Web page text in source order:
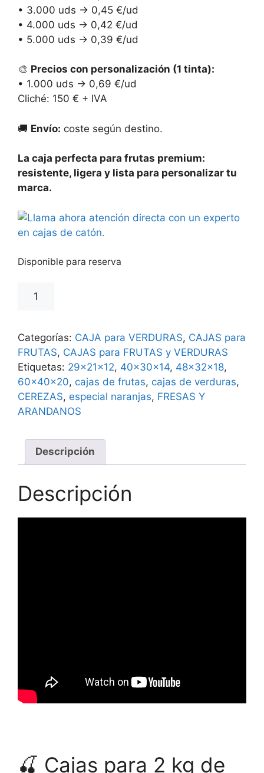
• 3.000 uds → 0,45 €/ud
• 4.000 uds → 0,42 €/ud
• 5.000 uds → 0,39 €/ud
🎨 Precios con personalización (1 tinta):
• 1.000 uds → 0,69 €/ud
Cliché: 150 € + IVA
🚚 Envío: coste según destino.
La caja perfecta para frutas premium:
resistente, ligera y lista para personalizar tu
marca.
Disponible para reserva
para
kg
de
CEREZAS,
FRESAS
y
ARANDANOS
Categorías: CAJA para VERDURAS, CAJAS para
FRUTAS, CAJAS para FRUTAS y VERDURAS
Etiquetas: 29x21x12, 40x30x14, 48x32x18,
60x40x20, cajas de frutas, cajas de verduras,
CEREZAS, especial naranjas, FRESAS Y
ARANDANOS
Descripción
Descripción
🍒 Cajas para 2 kg de